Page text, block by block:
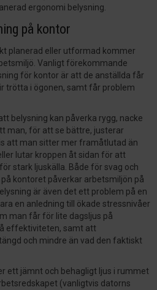
ergonomi belysning.
på kontor
planerad eller utformad kommer
Vanligt förekommande
för kontor är att de anställda får
trötta i ögonen, samt får problem
belysning kan påverka rygg, nacke
man, för att se bättre, justerar
att man sitter mer framåtlutad än
lutar kroppen åt sidan för att
stark ljuskälla. Både för svag och
kontoret påverkar arbetsmiljön på
är även det ett problem på en
en anledning till ökade stressnivåer
man får för lite dagsljus på
effektiviteten, samt att
och mindre än vad den faktiskt
ett jämnt och behagligt ljus i rummet
(vanligtvis datorns